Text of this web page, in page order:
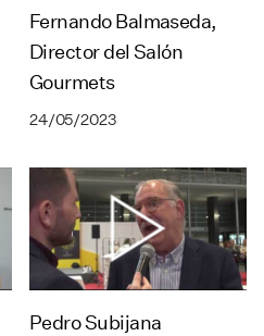
Fernando Balmaseda,
Director del Salón
Gourmets
24/05/2023
Pedro Subijana